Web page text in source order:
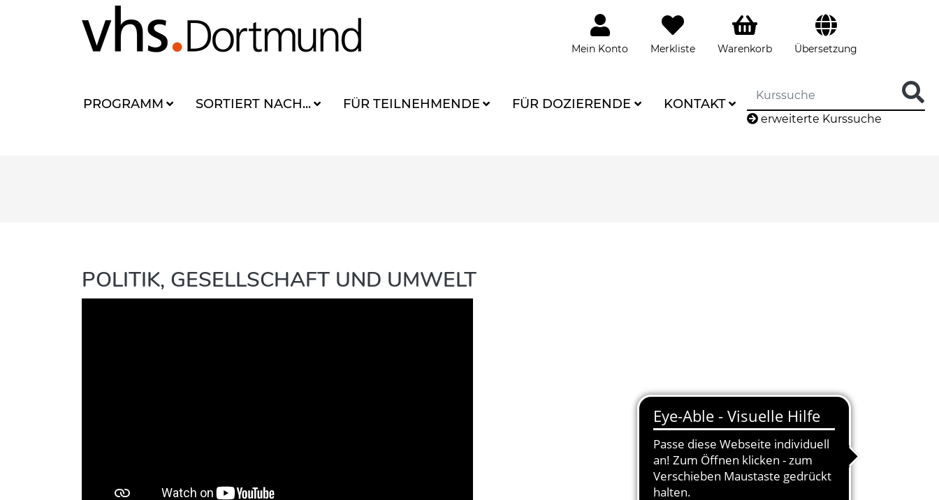
Mein Konto Merkliste Warenkorb Übersetzung
PROGRAMM SORTIERT NACH... FÜR TEILNEHMENDE FÜR DOZIERENDE KONTAKT
erweiterte Kurssuche
POLITIK, GESELLSCHAFT UND UMWELT